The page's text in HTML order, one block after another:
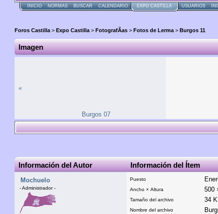
INICIO NORMAS BUSCAR CALENDARIO EXPO CASTILLA USUARIOS
Foros Castilla > Expo Castilla > FotografÃ­as > Fotos de Lerma > Burgos 11
Imagen
«
Burgos 07
Información del Autor Información del Ítem
Mochuelo
- Administrador -
Puesto
Ancho × Altura 500
Tamaño del archivo 34
Nombre del archivo